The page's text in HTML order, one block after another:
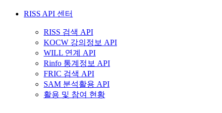
RISS API 센터
RISS 검색 API
KOCW 강의정보 API
WILL 연계 API
Rinfo 통계정보 API
FRIC 검색 API
SAM 분석활용 API
활용 및 참여 현황